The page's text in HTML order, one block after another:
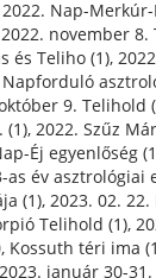
2022. Nap-
2022. november 8.
és Teliho (1),
9. Telihold
(1), 2022. Szűz
Éj egyenlőség
as év asztrológiai
(1), 2023. 02.
Telihold (1),
Kossuth téri ima
2023. január 30-31.